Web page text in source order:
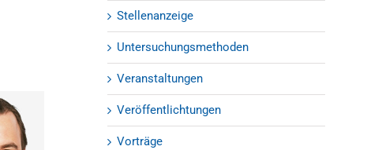
Stellenanzeige
Untersuchungsmethoden
Veranstaltungen
Veröffentlichtungen
Vorträge